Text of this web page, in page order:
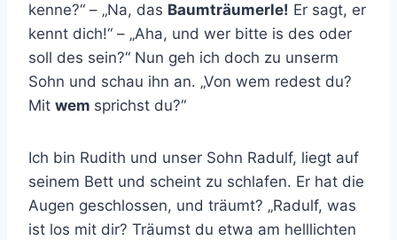
kenne?“ – „Na, das Baumträumerle! Er sagt, er
kennt dich!“ – „Aha, und wer bitte is des oder
soll des sein?“ Nun geh ich doch zu unserm
Sohn und schau ihn an. „Von wem redest du?
Mit wem sprichst du?“
Ich bin Rudith und unser Sohn Radulf, liegt auf
seinem Bett und scheint zu schlafen. Er hat die
Augen geschlossen, und träumt? „Radulf, was
ist los mit dir? Träumst du etwa am helllichten